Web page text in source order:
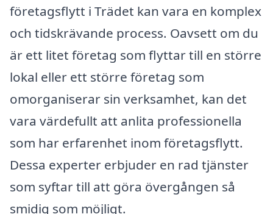
företagsflytt i Trädet kan vara en komplex
och tidskrävande process. Oavsett om du
är ett litet företag som flyttar till en större
lokal eller ett större företag som
omorganiserar sin verksamhet, kan det
vara värdefullt att anlita professionella
som har erfarenhet inom företagsflytt.
Dessa experter erbjuder en rad tjänster
som syftar till att göra övergången så
smidig som möjligt.